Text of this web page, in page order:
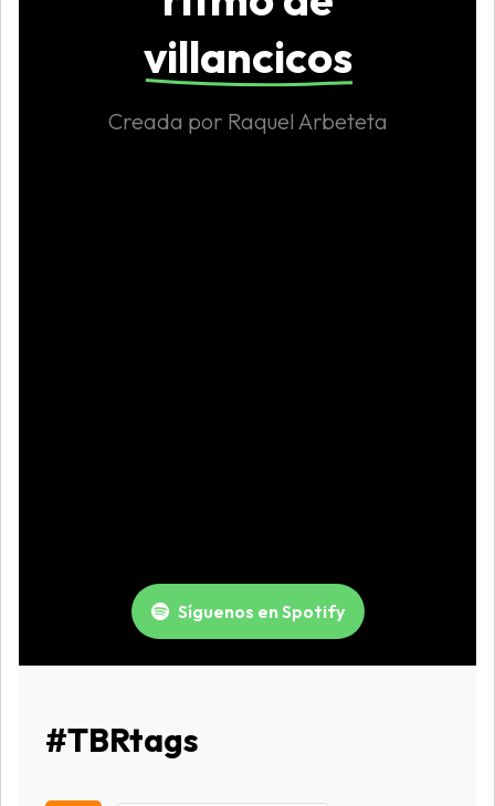
villancicos
Creada por Raquel Arbeteta
Síguenos en Spotify
#TBRtags